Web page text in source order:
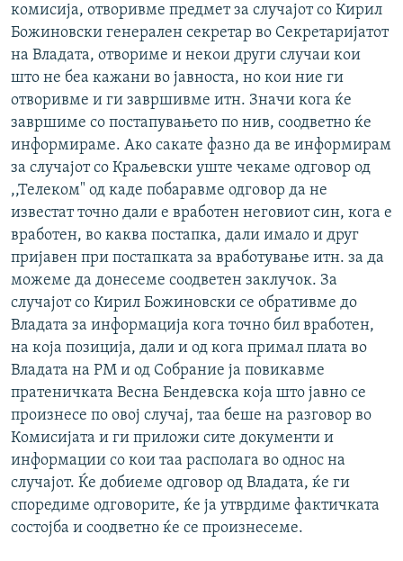
комисија, отворивме предмет за случајот со Кирил
Божиновски генерален секретар во Секретаријатот
на Владата, отвориме и некои други случаи кои
што не беа кажани во јавноста, но кои ние ги
отворивме и ги завршивме итн. Значи кога ќе
завршиме со постапувањето по нив, соодветно ќе
информираме. Ако сакате фазно да ве информирам
за случајот со Краљевски уште чекаме одговор од
,,Телеком" од каде побаравме одговор да не
известат точно дали е вработен неговиот син, кога е
вработен, во каква постапка, дали имало и друг
пријавен при постапката за вработување итн. за да
можеме да донесеме соодветен заклучок. За
случајот со Кирил Божиновски се обративме до
Владата за информација кога точно бил вработен,
на која позиција, дали и од кога примал плата во
Владата на РМ и од Собрание ја повикавме
пратеничката Весна Бендевска која што јавно се
произнесе по овој случај, таа беше на разговор во
Комисијата и ги приложи сите документи и
информации со кои таа располага во однос на
случајот. Ќе добиеме одговор од Владата, ќе ги
споредиме одговорите, ќе ја утврдиме фактичката
состојба и соодветно ќе се произнесеме.